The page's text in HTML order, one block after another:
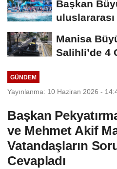
Başkan
Manisa
Salihli’de 4
GÜNDEM
Yayınlanma: 10 Haziran 2026 -
Başkan
ve Mehmet Akif
Vatandaşların
Cevapladı